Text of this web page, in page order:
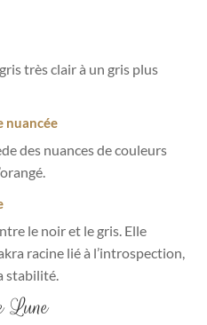
très clair à un gris plus
nuancée
des nuances de couleurs
le noir et le gris. Elle
racine lié à l’introspection,
stabilité.
Lune